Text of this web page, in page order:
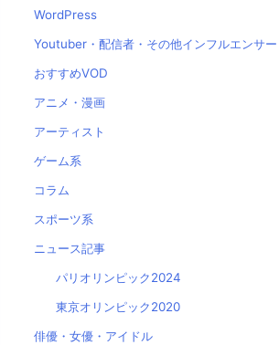
WordPress
Youtuber・配信者・その他インフルエンサー
おすすめVOD
アニメ・漫画
アーティスト
ゲーム系
コラム
スポーツ系
ニュース記事
パリオリンピック2024
東京オリンピック2020
俳優・女優・アイドル